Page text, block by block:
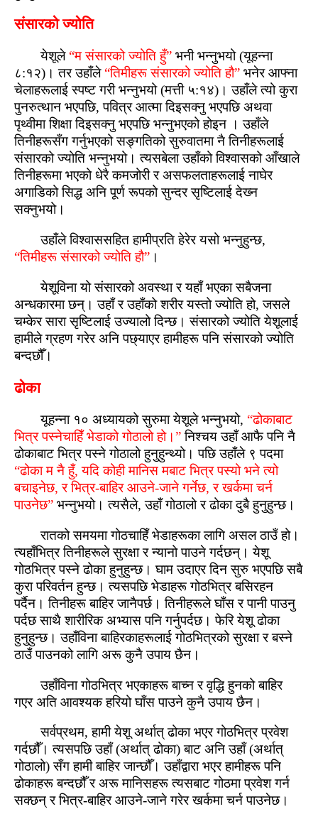
संसारको ज्योति
येशूले “म संसारको ज्योति हुँ” भनी भन्नुभयो (यूहन्ना
८:१२)। तर उहाँले “तिमीहरू संसारको ज्योति हौ” भनेर आफ्‍ना
चेलाहरूलाई स्‍पष्‍ट गरी भन्नुभयो (मत्ती ५:१४)। उहाँले त्यो कुरा
पुनरुत्थान भएपछि, पवित्र आत्मा दिइसक्नु भएपछि अथवा
पृथ्वीमा शिक्षा दिइसक्नु भएपछि भन्नुभएको होइन । उहाँले
तिनीहरूसँग गर्नुभएको सङ्गतिको सुरुवातमा नै तिनीहरूलाई
संसारको ज्योति भन्नुभयो। त्यसबेला उहाँको विश्‍वासको आँखाले
तिनीहरूमा भएको धेरै कमजोरी र असफलताहरूलाई नाघेर
अगाडिको सिद्ध अनि पूर्ण रूपको सुन्‍दर सृष्‍टिलाई देख्‍न
सक्‍नुभयो।
उहाँले विश्‍वाससहित हामीप्रति हेरेर यसो भन्नुहुन्‍छ,
“तिमीहरू संसारको ज्योति हौ” ।
येशूविना यो संसारको अवस्‍था र यहाँ भएका सबैजना
अन्‍धकारमा छन्। उहाँ र उहाँको शरीर यस्‍तो ज्योति हो, जसले
चम्केर सारा सृष्‍टिलाई उज्यालो दिन्‍छ। संसारको ज्योति येशूलाई
हामीले ग्रहण गरेर अनि पछ्याएर हामीहरू पनि संसारको ज्योति
बन्‍दछौँ।
ढोका
यूहन्ना १० अध्यायको सुरुमा येशूले भन्नुभयो, “ढोकाबाट
भित्र पस्‍नेचाहिँ भेडाको गोठालो हो।”निश्‍चय उहाँ आफै पनि नै
ढोकाबाट भित्र पस्‍ने गोठालो हुनुहुन्‍थ्यो। पछि उहाँले ९ पदमा
“ढोका म नै हुँ, यदि कोही मानिस मबाट भित्र पस्यो भने त्यो
बचाइनेछ, र भित्र-बाहिर आउने-जाने गर्नेछ, र खर्कमा चर्न
पाउनेछ” भन्नुभयो। त्यसैले, उहाँ गोठालो र ढोका दुबै हुनुहुन्‍छ।
रातको समयमा गोठचाहिँ भेडाहरूका लागि असल ठाउँ हो।
त्यहाँभित्र तिनीहरूले सुरक्षा र न्यानो पाउने गर्दछन्। येशू
गोठभित्र पस्‍ने ढोका हुनुहुन्‍छ। घाम उदाएर दिन सुरु भएपछि सबै
कुरा परिवर्तन हुन्‍छ। त्यसपछि भेडाहरू गोठभित्र बसिरहन
पर्दैन। तिनीहरू बाहिर जानैपर्छ। तिनीहरूले घाँस र पानी पाउनु
पर्दछ साथै शारीरिक अभ्यास पनि गर्नुपर्दछ। फेरि येशू ढोका
हुनुहुन्‍छ। उहाँविना बाहिरकाहरूलाई गोठभित्रको सुरक्षा र बस्‍ने
ठाउँ पाउनको लागि अरू कुनै उपाय छैन।
उहाँविना गोठभित्र भएकाहरू बाच्‍न र वृद्धि हुनको बाहिर
गएर अति आवश्यक हरियो घाँस पाउने कुनै उपाय छैन।
सर्वप्रथम, हामी येशू अर्थात् ढोका भएर गोठभित्र प्रवेश
गर्दछौँ। त्यसपछि उहाँ (अर्थात् ढोका) बाट अनि उहाँ (अर्थात्
गोठालो) सँग हामी बाहिर जान्‍छौँ। उहाँद्वारा भएर हामीहरू पनि
ढोकाहरू बन्‍दछौँ र अरू मानिसहरू त्यसबाट गोठमा प्रवेश गर्न
सक्‍छन् र भित्र-बाहिर आउने-जाने गरेर खर्कमा चर्न पाउनेछ।